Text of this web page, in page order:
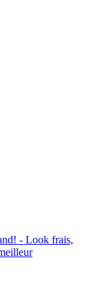
- Look frais,